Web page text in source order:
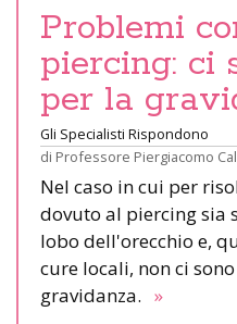
Problemi
piercing: ci
per la
Gli Specialisti Rispondono
di Professore Piergiacomo
Nel caso in cui per
dovuto al piercing sia
lobo dell'orecchio e,
cure locali, non ci
gravidanza. »